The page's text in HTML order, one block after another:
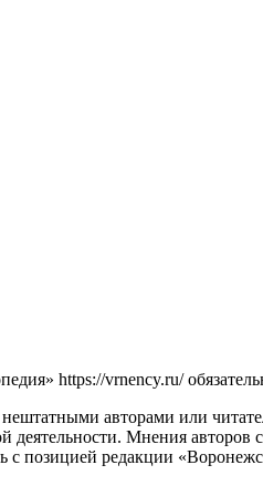
https://vrnency.ru/
авторами или
деятельности. Мнения
с позицией редакции